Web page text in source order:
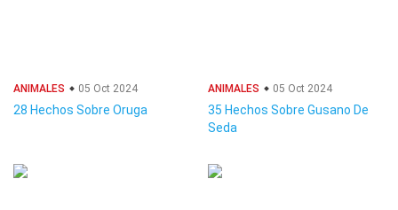
ANIMALES 05 Oct 2024
28 Hechos Sobre Oruga
ANIMALES 05 Oct 2024
35 Hechos Sobre Gusano De
Seda